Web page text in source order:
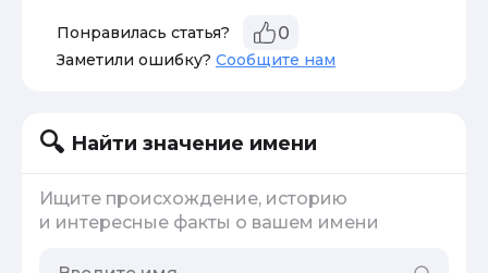
Понравилась статья? 0
Заметили ошибку? Сообщите нам
Найти значение имени
Ищите происхождение, историю
и интересные факты о вашем имени